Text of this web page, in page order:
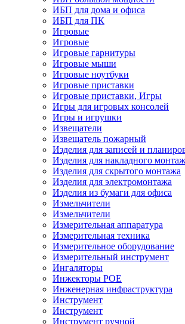
ИБП для дома и офиса
ИБП для ПК
Игровые
Игровые
Игровые гарнитуры
Игровые мыши
Игровые ноутбуки
Игровые приставки
Игровые приставки, Игры
Игры для игровых консолей
Игры и игрушки
Извещатели
Извещатель пожарный
Изделия для записей и
Изделия для накладного
Изделия для скрытого монтажа
Изделия для электромонтажа
Изделия из бумаги для офиса
Измельчители
Измельчители
Измерительная аппаратура
Измерительная техника
Измерительное оборудование
Измерительный инструмент
Ингаляторы
Инжекторы POE
Инженерная инфраструктура
Инструмент
Инструмент
Инструмент ручной